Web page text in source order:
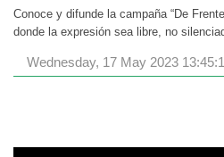
Conoce y difunde la campaña “De
donde la expresión sea libre, no
Wednesday, 17 May 2023